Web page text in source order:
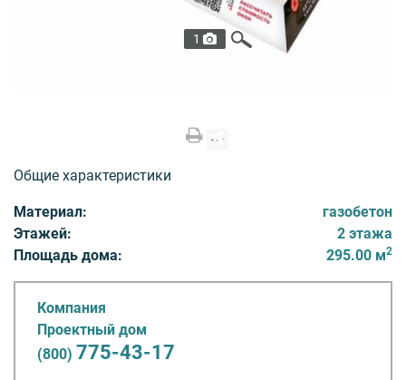
1
Общие характеристики
Материал:
газобетон
Этажей:
2 этажа
Площадь дома:
295.00 м2
Компания
Проектный дом
(800) 775-43-17